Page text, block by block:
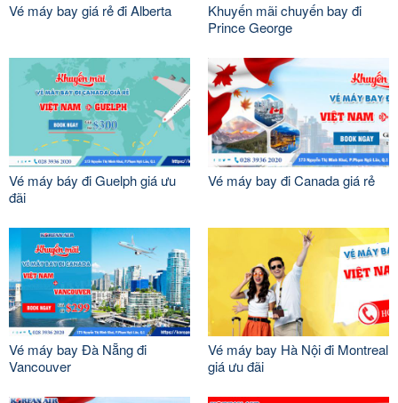
Vé máy bay giá rẻ đi Alberta
Khuyến mãi chuyến bay đi
Prince George
Vé máy báy đi Guelph giá ưu
đãi
Vé máy bay đi Canada giá rẻ
Vé máy bay Đà Nẵng đi
Vancouver
Vé máy bay Hà Nội đi Montreal
giá ưu đãi